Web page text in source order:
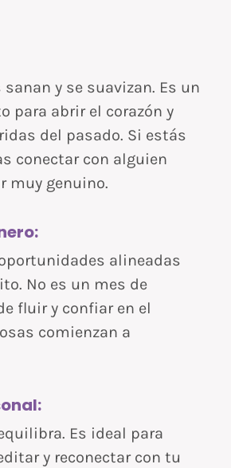
sanan y se suavizan. Es un
para abrir el corazón y
del pasado. Si estás
conectar con alguien
muy genuino.
alineadas
No es un mes de
fluir y confiar en el
comienzan a
Es ideal para
y reconectar con tu